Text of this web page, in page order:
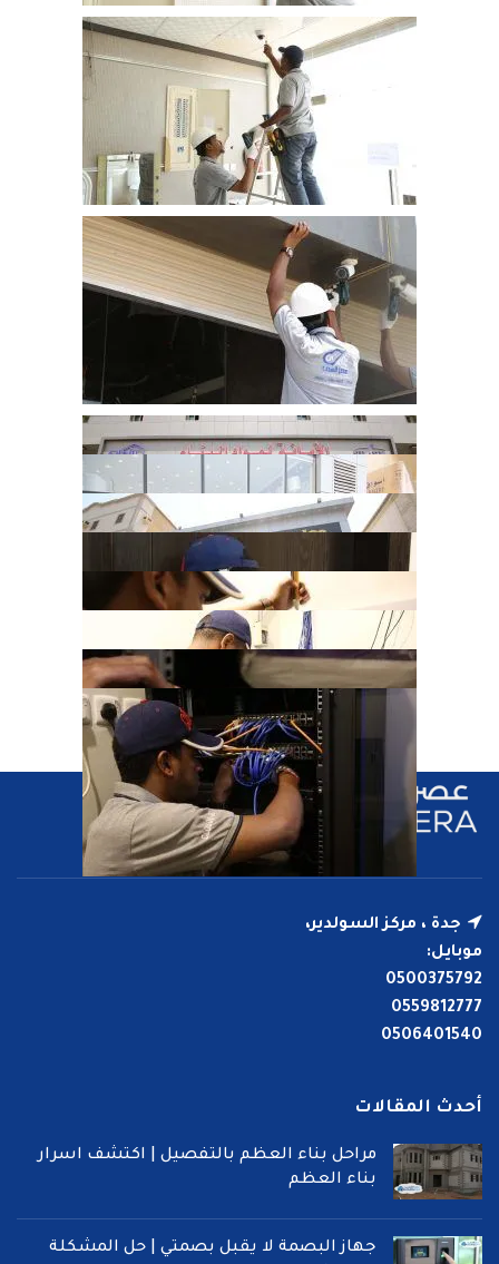
جدة ، مركز السولدير،
موبايل:
0500375792
0559812777
0506401540
أحدث المقالات
مراحل بناء العظم بالتفصيل | اكتشف اسرار
بناء العظم
جهاز البصمة لا يقبل بصمتي | حل المشكلة